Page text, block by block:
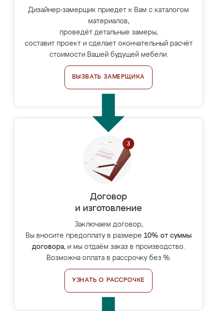
Дизайнер-замерщик приедет к Вам с каталогом
материалов,
проведёт детальные замеры,
составит проект и сделает окончательный расчёт
стоимости Вашей будущей мебели.
ВЫЗВАТЬ ЗАМЕРЩИКА
Договор
и изготовление
Заключаем договор,
Вы вносите предоплату в размере 10% от суммы
договора, и мы отдаём заказ в производство.
Возможна оплата в рассрочку без %.
УЗНАТЬ О РАССРОЧКЕ